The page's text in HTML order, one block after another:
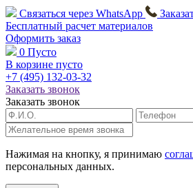
Связаться через WhatsApp
Бесплатный расчет материалов
Оформить заказ
0 Пусто
В корзине пусто
+7 (495) 132-03-32
Заказать звонок
Заказать звонок
Нажимая на кнопку, я принимаю
персональных данных.